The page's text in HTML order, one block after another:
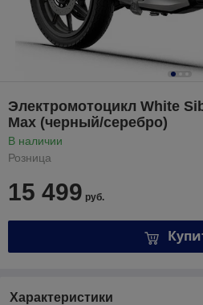
Электромотоцикл White
Max (черный/серебро)
В наличии
Розница
15 499 руб.
Характеристики